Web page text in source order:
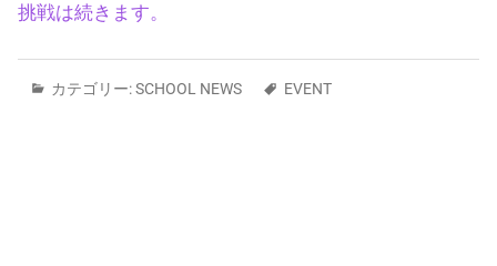
挑戦は続きます。
カテゴリー:SCHOOL NEWS EVENT